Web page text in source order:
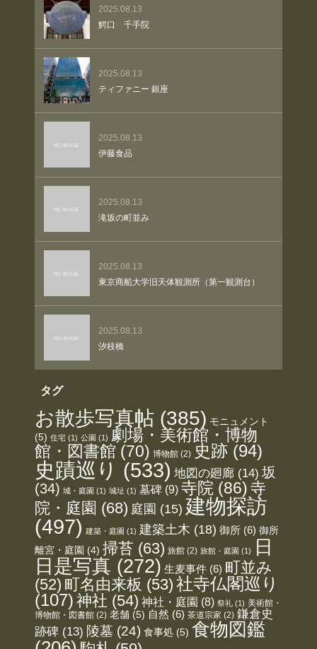
2025.08.13
鰐口 千手院
2025.08.13
ティファニー 銀座
2025.08.13
伊藤食品
2025.08.13
滝坂の町並み
2025.08.13
東京商船大学旧天体観測所（第一観測台）
2025.08.13
汐枝橋
タグ
お散歩写真帖 (385) モニュメント
(5) 住宅 (1) 公園 (1) 劇場・美術館・博物
館・図書館 (70) 博物館 (2) 史跡 (94)
史蹟巡り (533) 地図の廻廊 (14) 坂
(34) 城・庭園 (1) 城址 (1) 墓碑 (9) 寺院 (86) 寺
院・庭園 (68) 庭園 (15) 建物探訪
(497) 建築・庭園 (1) 建築土木 (18) 御所 (6) 御所
離宮・庭園 (4) 掃苔 (63) 旅館 (2) 旅館・庭園 (1)
日
日是写真 (272) 生麦事件 (6) 町並み
(52) 町名由来板 (53) 社寺仏閣巡り
(107) 神社 (54) 神社・庭園 (8) 祭礼 (1) 美術館・
博物館・図書館 (2) 老舗 (5) 自然 (6) 茶道宗家 (2) 鎌倉史
跡碑 (13) 陵墓 (24) 食事処 (5) 食物図鑑